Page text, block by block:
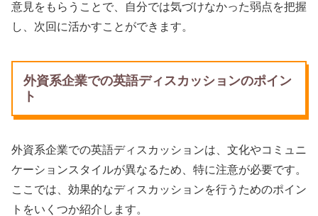
意見をもらうことで、自分では気づけなかった弱点を把握
し、次回に活かすことができます。
外資系企業での英語ディスカッションのポイン
ト
外資系企業での英語ディスカッションは、文化やコミュニ
ケーションスタイルが異なるため、特に注意が必要です。
ここでは、効果的なディスカッションを行うためのポイン
トをいくつか紹介します。